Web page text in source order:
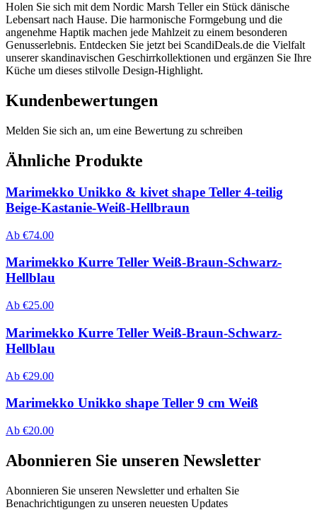
Holen Sie sich mit dem Nordic Marsh Teller ein Stück dänische
Lebensart nach Hause. Die harmonische Formgebung und die
angenehme Haptik machen jede Mahlzeit zu einem besonderen
Genusserlebnis. Entdecken Sie jetzt bei ScandiDeals.de die Vielfalt
unserer skandinavischen Geschirrkollektionen und ergänzen Sie Ihre
Küche um dieses stilvolle Design-Highlight.
Kundenbewertungen
Melden Sie sich an, um eine Bewertung zu schreiben
Ähnliche Produkte
Marimekko Unikko & kivet shape Teller 4-teilig
Beige-Kastanie-Weiß-Hellbraun
Ab €74.00
Marimekko Kurre Teller Weiß-Braun-Schwarz-
Hellblau
Ab €25.00
Marimekko Kurre Teller Weiß-Braun-Schwarz-
Hellblau
Ab €29.00
Marimekko Unikko shape Teller 9 cm Weiß
Ab €20.00
Abonnieren Sie unseren Newsletter
Abonnieren Sie unseren Newsletter und erhalten Sie
Benachrichtigungen zu unseren neuesten Updates